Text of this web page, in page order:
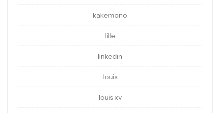
kakemono
lille
linkedin
louis
louis xv